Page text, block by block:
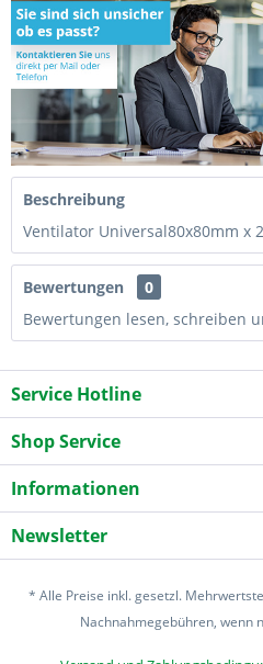
Beschreibung
Ventilator Universal80x80mm x
Bewertungen
0
Bewertungen lesen, schreiben
Service Hotline
Shop Service
Informationen
Newsletter
* Alle Preise inkl. gesetzl.
Nachnahmegebühren, wenn